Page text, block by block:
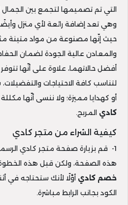
التي تم تصميمها لتجمع بين الجمال
وهي تعد إضافة رائعة لأي منزل
حيث إنّها مصنوعة من مواد متينة
والمعادن عالية الجودة لضمان
أفضل حالاتهما، علاوة على أنّها
لتناسب كافة الاحتياجات
أو كهدايا مميزة؛ ولا ننسى أنّها مكللة
كادي المربح.
كيفية الشراء من متجر كادي
1- قم بزيارة صفحة متجر كادي
هذه الصفحة، ولكن قبل هذه
خصم كادي أوَّلًا لأنك ستحتاجه في
الكود بجانب الرابط مباشرة.